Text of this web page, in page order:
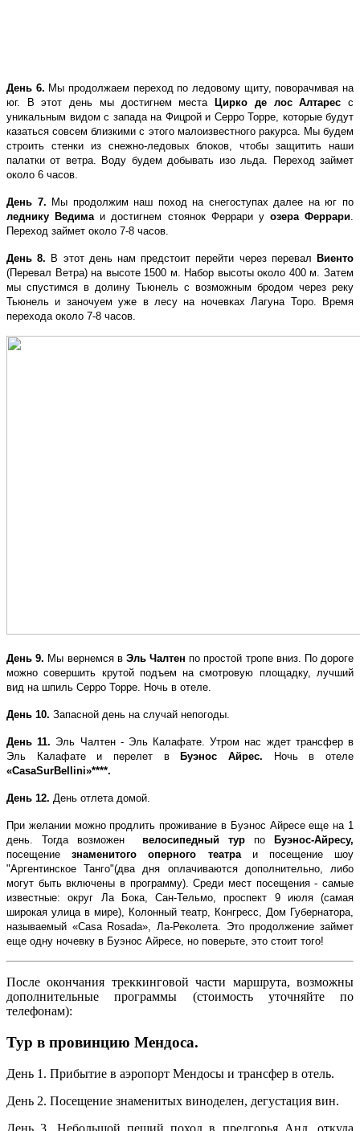
День 6. Мы продолжаем переход по ледовому щиту, поворачмвая на
юг. В этот день мы достигнем места
Цирко де лос Алтарес с
уникальным видом с запада на Фицрой и Серро Торре, которые будут
казаться совсем близкими с этого малоизвестного ракурса. Мы будем
строить стенки из снежно-ледовых блоков, чтобы защитить наши
палатки от ветра. Воду будем добывать изо льда. Переход займет
около 6 часов.
День 7. Мы продолжим наш поход на снегоступах далее на юг по
леднику Ведимаи достигнем стоянок Феррари у озера Феррари.
Переход займет около 7-8 часов.
День 8. В этот день нам предстоит перейти через перевал Виенто
(Перевал Ветра) на высоте 1500 м. Набор высоты около 400 м. Затем
мы спустимся в долину Тьюнель с возможным бродом через реку
Тьюнель и заночуем уже в лесу на ночевках Лагуна Торо. Время
перехода около 7-8 часов.
День 9. Мы вернемся в Эль Чалтен по простой тропе вниз. По дороге
можно совершить крутой подъем на смотровую площадку, лучший
вид на шпиль Серро Торре. Ночь в отеле.
День 10. Запасной день на случай непогоды.
День 11. Эль Чалтен - Эль Калафате. Утром нас ждет трансфер в
Эль Калафате и перелет в
Буэнос Айрес.
Ночь в отеле
«CasaSurBellini»****.
День 12. День отлета домой.
При желании можно продлить проживание в Буэнос Айресе еще на 1
день. Тогда возможен велосипедный тур по
Буэнос-Айресу,
посещениезнаменитого оперного театраи посещение шоу
"Аргентинское Танго"(два дня оплачиваются дополнительно, либо
могут быть включены в программу). Среди мест посещения - самые
известные: округ Ла Бока, Сан-Тельмо, проспект 9 июля (самая
широкая улица в мире), Колонный театр, Конгресс, Дом Губернатора,
называемый «Casa Rosada», Ла-Реколета. Это продолжение займет
еще одну ночевку в Буэнос Айресе, но поверьте, это стоит того!
После окончания треккинговой части маршрута, возможны
дополнительные программы (стоимость уточняйте по
телефонам):
Тур в провинцию Мендоса.
День 1. Прибытие в аэропорт Мендосы и трансфер в отель.
День 2. Посещение знаменитых виноделен, дегустация вин.
День 3. Небольшой пеший поход в предгорья Анд, откуда